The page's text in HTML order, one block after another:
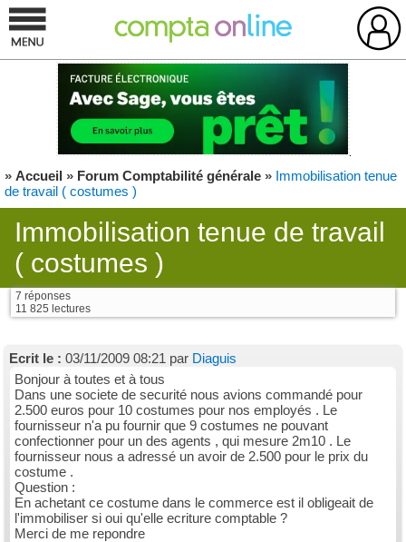
» Accueil » Forum Comptabilité générale » Immobilisation tenue
de travail ( costumes )
Immobilisation tenue de travail
( costumes )
7 réponses
11 825 lectures
Ecrit le : 03/11/2009 08:21 par Diaguis
Bonjour à toutes et à tous
Dans une societe de securité nous avions commandé pour
2.500 euros pour 10 costumes pour nos employés . Le
fournisseur n'a pu fournir que 9 costumes ne pouvant
confectionner pour un des agents , qui mesure 2m10 . Le
fournisseur nous a adressé un avoir de 2.500 pour le prix du
costume .
Question :
En achetant ce costume dans le commerce est il obligeait de
l'immobiliser si oui qu'elle ecriture comptable ?
Merci de me repondre